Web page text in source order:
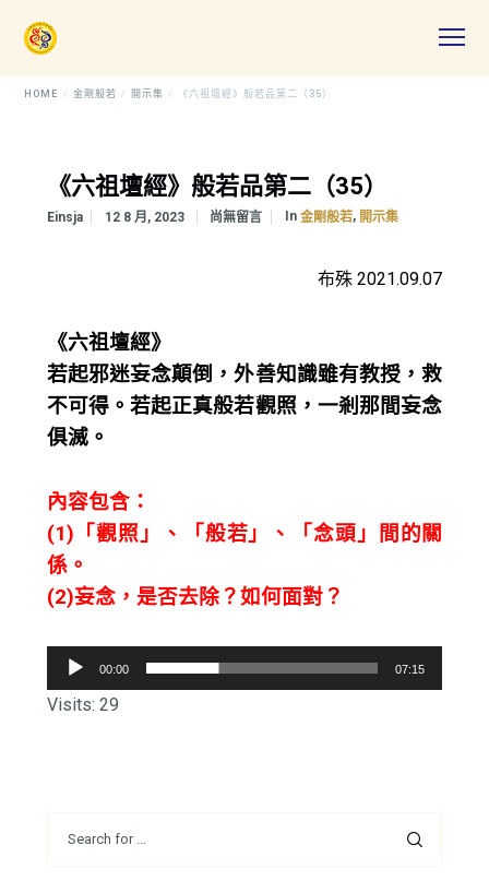
HOME 金剛般若 開示集 《六祖壇經》般若品第二（35）
《六祖壇經》般若品第二（35）
Einsja 12 8 月, 2023 尚無留言 In 金剛般若, 開示集
布殊 2021.09.07
《六祖壇經》
若起邪迷妄念顛倒，外善知識雖有教授，救
不可得。若起正真般若觀照，一剎那間妄念
俱滅。
內容包含：
(1)「觀照」、「般若」、「念頭」間的關
係。
(2)妄念，是否去除？如何面對？
訊
00:00 07:15
Visits: 29